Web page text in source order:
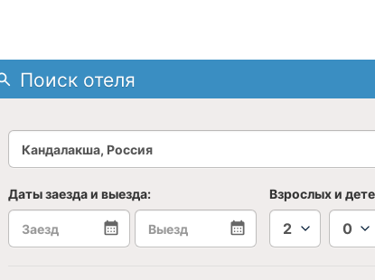
Поиск отеля
Даты заезда и выезда: Взрослых и
2 0